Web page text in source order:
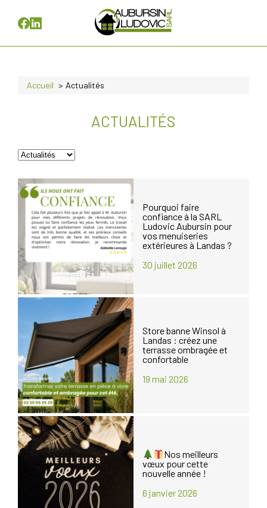
Accueil Actualités
ACTUALITÉS
Pourquoi faire
confiance à la SARL
Ludovic Aubursin pour
vos menuiseries
extérieures à Landas ?
30 juillet 2026
Store banne Winsol à
Landas : créez une
terrasse ombragée et
confortable
19 mai 2026
Nos meilleurs
vœux pour cette
nouvelle année !
6 janvier 2026